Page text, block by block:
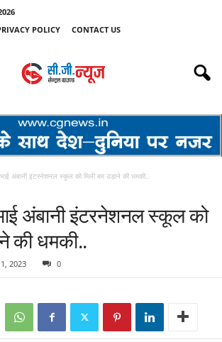
POLICY CONTACT US
अंबानी इंटरनेशनल स्कूल को मिली बम उड़ाने की धमकी..
अंबानी इंटरनेशनल स्कूल को
की धमकी..
2023 0